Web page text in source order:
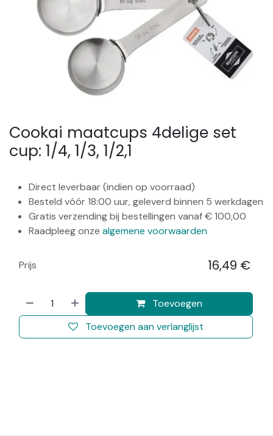
Cookai maatcups 4delige set
cup: 1/4, 1/3, 1/2,1
Direct leverbaar (indien op voorraad)
Besteld vóór 18:00 uur, geleverd binnen 5 werkdagen
Gratis verzending bij bestellingen vanaf € 100,00
Raadpleeg onze algemene voorwaarden
Toevoegen
Toevoegen aan verlanglijst
Prijs 16,49 €